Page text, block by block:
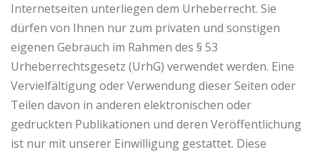
Internetseiten unterliegen dem Urheberrecht. Sie
dürfen von Ihnen nur zum privaten und sonstigen
eigenen Gebrauch im Rahmen des § 53
Urheberrechtsgesetz (UrhG) verwendet werden. Eine
Vervielfältigung oder Verwendung dieser Seiten oder
Teilen davon in anderen elektronischen oder
gedruckten Publikationen und deren Veröffentlichung
ist nur mit unserer Einwilligung gestattet. Diese